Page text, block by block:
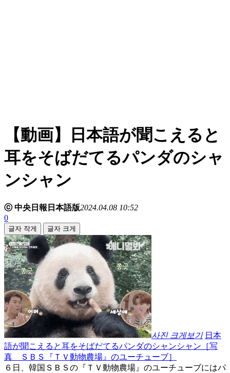
【動画】日本語が聞こえると
耳をそばだてるパンダのシャ
ンシャン
ⓒ 中央日報日本語版2024.04.08 10:52
0
글자 작게 글자 크게
사진 크게보기 日本
語が聞こえると耳をそばだてるパンダのシャンシャン［写
真 ＳＢＳ『ＴＶ動物農場』のユーチューブ］
​６日、韓国ＳＢＳの『ＴＶ動物農場』のユーチューブにはパ